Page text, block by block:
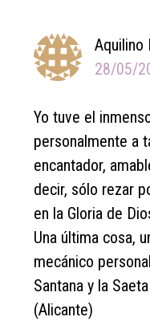
Aquilino
28/05/
Yo tuve el
personalmente a
encantador,
decir, sólo rezar
en la Gloria de
Una última cosa,
mecánico
Santana y la
(Alicante)